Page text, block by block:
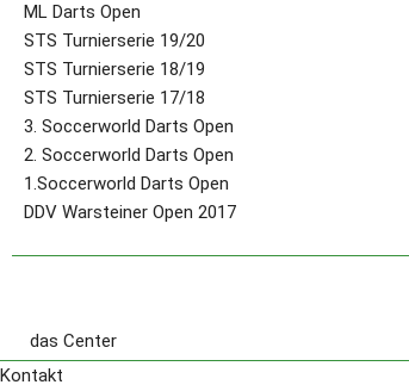
ML Darts Open
STS Turnierserie 19/20
STS Turnierserie 18/19
STS Turnierserie 17/18
3. Soccerworld Darts Open
2. Soccerworld Darts Open
1.Soccerworld Darts Open
DDV Warsteiner Open 2017
das Center
Aktuell
Kontakt